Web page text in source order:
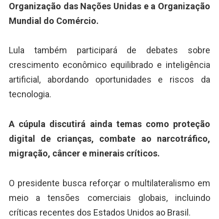
Organização das Nações Unidas e a Organização
Mundial do Comércio.
Lula também participará de debates sobre
crescimento econômico equilibrado e inteligência
artificial, abordando oportunidades e riscos da
tecnologia.
A cúpula discutirá ainda temas como proteção
digital de crianças, combate ao narcotráfico,
migração, câncer e minerais críticos.
O presidente busca reforçar o multilateralismo em
meio a tensões comerciais globais, incluindo
críticas recentes dos Estados Unidos ao Brasil.